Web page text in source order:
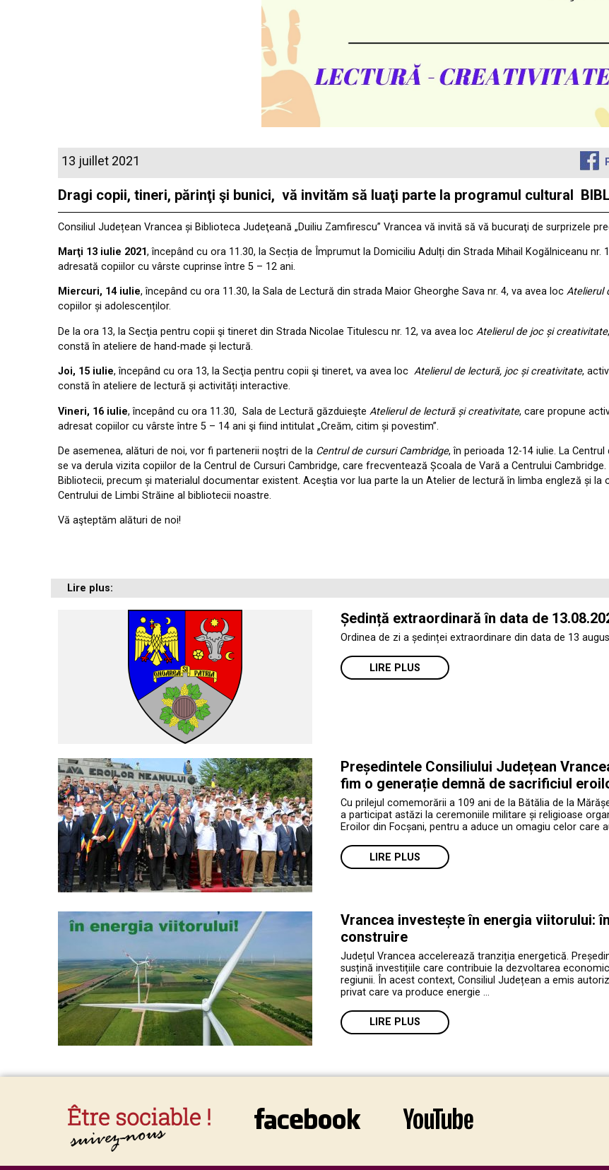
13 juillet 2021
Dragi copii, tineri, părinţi şi bunici, vă invităm să luaţi parte la programul cultural
Consiliul Județean Vrancea și Biblioteca Judeţeană „Duiliu Zamfirescu” Vrancea vă invită să vă bucuraţi de surprizele
Marţi 13 iulie 2021, începând cu ora 11.30, la Secția de Împrumut la Domiciliu Adulți din Strada Mihail Kogălniceanu nr.
adresată copiilor cu vârste cuprinse între 5 – 12 ani.
Miercuri, 14 iulie, începând cu ora 11.30, la Sala de Lectură din strada Maior Gheorghe Sava nr. 4, va avea loc Atelierul
copiilor și adolescenților.
De la ora 13, la Secţia pentru copii şi tineret din Strada Nicolae Titulescu nr. 12, va avea loc Atelierul de joc și creativitate
constă în ateliere de hand-made și lectură.
Joi, 15 iulie, începând cu ora 13, la Secţia pentru copii şi tineret, va avea loc Atelierul de lectură, joc și creativitate,
constă în ateliere de lectură și activități interactive.
Vineri, 16 iulie, începând cu ora 11.30, Sala de Lectură găzduieşte Atelierul de lectură și creativitate, care propune
adresat copiilor cu vârste între 5 – 14 ani şi fiind intitulat „Creăm, citim și povestim”.
De asemenea, alături de noi, vor fi partenerii noştri de la Centrul de cursuri Cambridge, în perioada 12-14 iulie. La
se va derula vizita copiilor de la Centrul de Cursuri Cambridge, care frecventează Școala de Vară a Centrului
Bibliotecii, precum și materialul documentar existent. Aceştia vor lua parte la un Atelier de lectură în limba engleză și
Centrului de Limbi Străine al bibliotecii noastre.
Vă aşteptăm alături de noi!
Lire plus:
Ședință extraordinară în data de
Ordinea de zi a ședinței extraordinare din data de 13
LIRE PLUS
Președintele Consiliului Județean
fim o generație demnă de sacrificiul
Cu prilejul comemorării a 109 ani de la Bătălia de la
a participat astăzi la ceremoniile militare și religioase
Eroilor din Focșani, pentru a aduce un omagiu celor care
LIRE PLUS
Vrancea investește în energia viitorului:
construire
Județul Vrancea accelerează tranziția energetică.
susțină investițiile care contribuie la dezvoltarea
regiunii. În acest context, Consiliul Județean a emis
privat care va produce energie …
LIRE PLUS